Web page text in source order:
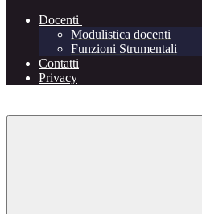
Docenti
Modulistica docenti
Funzioni Strumentali
Contatti
Privacy